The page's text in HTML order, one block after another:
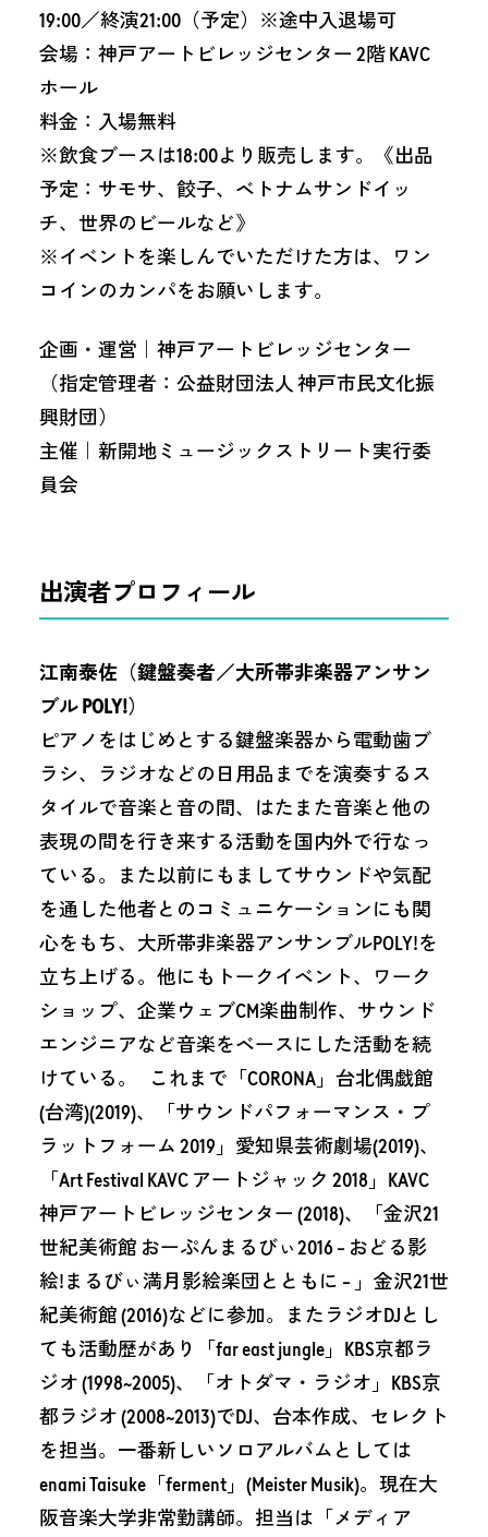
19:00／終演21:00（予定）※途中入退場可
会場：神戸アートビレッジセンター 2階 KAVC
ホール
料金：入場無料
※飲食ブースは18:00より販売します。《出品
予定：サモサ、餃子、ベトナムサンドイッ
チ、世界のビールなど》
※イベントを楽しんでいただけた方は、ワン
コインのカンパをお願いします。
企画・運営｜神戸アートビレッジセンター
（指定管理者：公益財団法人 神戸市民文化振
興財団）
主催｜新開地ミュージックストリート実行委
員会
出演者プロフィール
江南泰佐（鍵盤奏者／大所帯非楽器アンサン
ブル POLY!）
ピアノをはじめとする鍵盤楽器から電動歯ブ
ラシ、ラジオなどの日用品までを演奏するス
タイルで音楽と音の間、はたまた音楽と他の
表現の間を行き来する活動を国内外で行なっ
ている。また以前にもましてサウンドや気配
を通した他者とのコミュニケーションにも関
心をもち、大所帯非楽器アンサンブルPOLY!を
立ち上げる。他にもトークイベント、ワーク
ショップ、企業ウェブCM楽曲制作、サウンド
エンジニアなど音楽をベースにした活動を続
けている。 これまで「CORONA」台北偶戯館
(台湾)(2019)、「サウンドパフォーマンス・プ
ラットフォーム 2019」愛知県芸術劇場(2019)、
「Art Festival KAVC アートジャック 2018」KAVC
神戸アートビレッジセンター (2018)、「金沢21
世紀美術館 おーぷんまるびぃ2016 – おどる影
絵!まるびぃ満月影絵楽団とともに – 」金沢21世
紀美術館 (2016)などに参加。またラジオDJとし
ても活動歴があり「far east jungle」KBS京都ラ
ジオ (1998~2005)、「オトダマ・ラジオ」KBS京
都ラジオ (2008~2013)でDJ、台本作成、セレクト
を担当。一番新しいソロアルバムとしては
enami Taisuke「ferment」(Meister Musik)。現在大
阪音楽大学非常勤講師。担当は「メディア